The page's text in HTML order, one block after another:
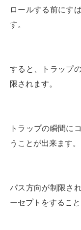
ロールする前にす
す。
すると、トラップ
限されます。
トラップの瞬間に
うことが出来ます。
パス方向が制限さ
ーセプトをすること